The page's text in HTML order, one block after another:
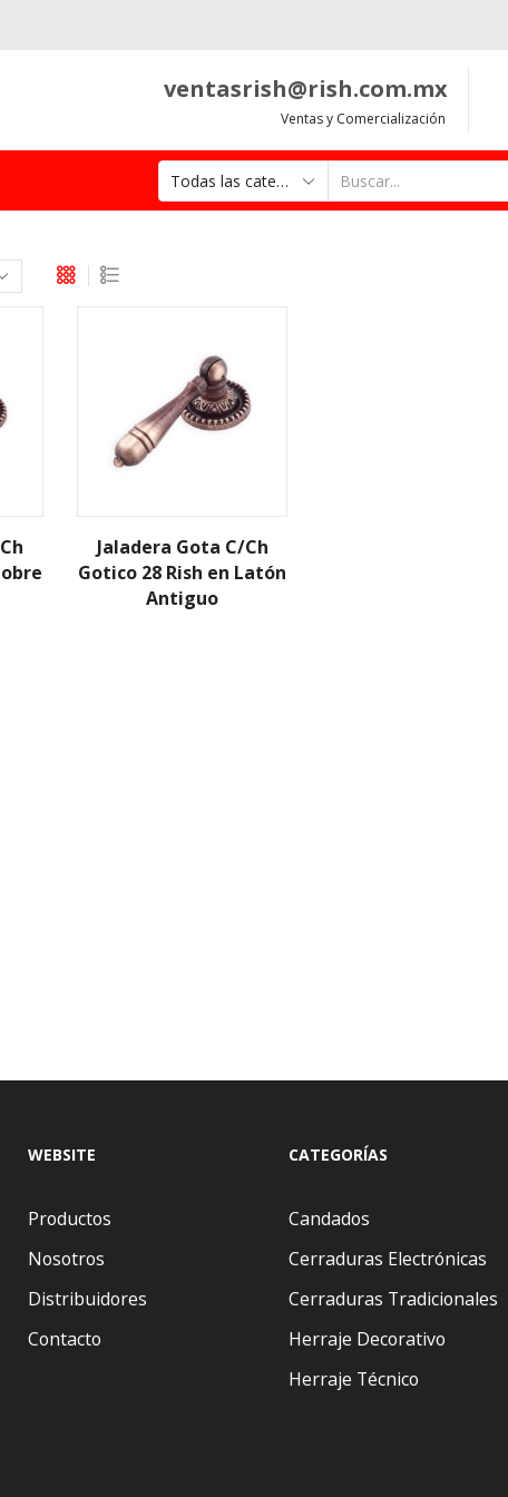
ventasrish@rish.com.mx
Ventas y Comercialización
input
Jaladera Gota C/Ch
Gotico 28 Rish en Latón
Antiguo
WEBSITE
Productos
Nosotros
Distribuidores
Contacto
CATEGORÍAS
Candados
Cerraduras Electrónicas
Cerraduras Tradicionales
Herraje Decorativo
Herraje Técnico